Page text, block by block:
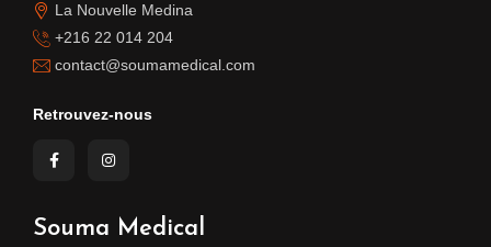
La Nouvelle Medina
+216 22 014 204
contact@soumamedical.com
Retrouvez-nous
Souma Medical